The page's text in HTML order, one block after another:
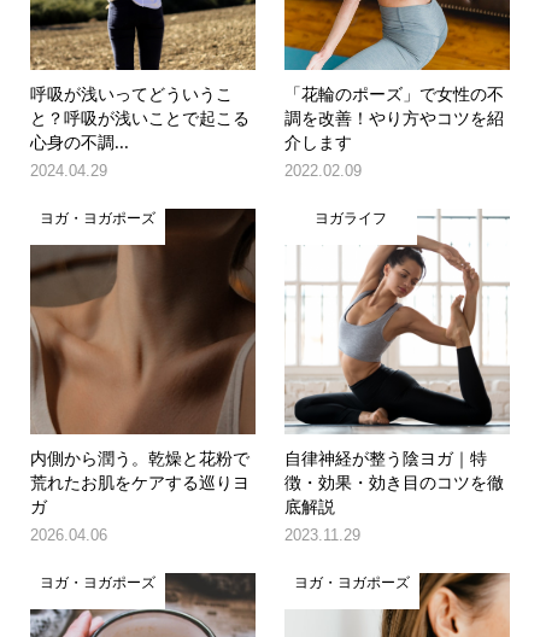
呼吸が浅いってどういうこ
と？呼吸が浅いことで起こる
心身の不調...
2024.04.29
「花輪のポーズ」で女性の不
調を改善！やり方やコツを紹
介します
2022.02.09
ヨガ・ヨガポーズ
内側から潤う。乾燥と花粉で
荒れたお肌をケアする巡りヨ
ガ
2026.04.06
ヨガライフ
自律神経が整う陰ヨガ｜特
徴・効果・効き目のコツを徹
底解説
2023.11.29
ヨガ・ヨガポーズ ヨガ・ヨガポーズ